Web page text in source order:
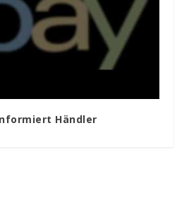
Händler